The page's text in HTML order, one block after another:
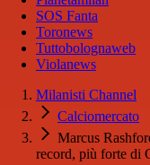
SOS Fanta
Toronews
Tuttobolognaweb
Violanews
Milanisti Channel
Calciomercato
Marcus
record, più forte di